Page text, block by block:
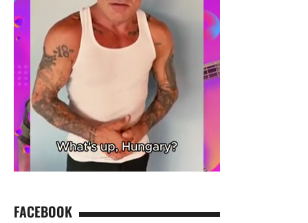
FACEBOOK